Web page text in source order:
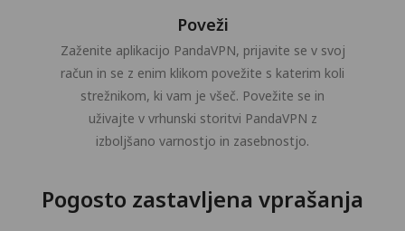
Poveži
Zaženite aplikacijo PandaVPN, prijavite se v svoj
račun in se z enim klikom povežite s katerim koli
strežnikom, ki vam je všeč. Povežite se in
uživajte v vrhunski storitvi PandaVPN z
izboljšano varnostjo in zasebnostjo.
Pogosto zastavljena vprašanja